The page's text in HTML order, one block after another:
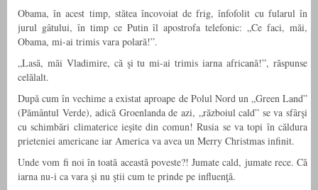
Obama, în acest timp, stătea încovoiat de frig, înfofolit cu fularul în
jurul gâtului, în timp ce Putin îl apostrofa telefonic: „Ce faci, măi,
Obama, mi-ai trimis vara polară!”.
„Lasă, măi Vladimire, că şi tu mi-ai trimis iarna africană!”, răspunse
celălalt.
După cum în vechime a existat aproape de Polul Nord un „Green Land”
(Pământul Verde), adică Groenlanda de azi, „războiul cald” se va sfârşi
cu schimbări climaterice ieşite din comun! Rusia se va topi în căldura
prieteniei americane iar America va avea un Merry Christmas infinit.
Unde vom fi noi în toată această poveste?! Jumate cald, jumate rece. Că
iarna nu-i ca vara şi nu ştii cum te prinde pe influenţă.